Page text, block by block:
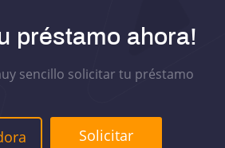
préstamo ahora!
sencillo solicitar tu préstamo
Solicitar